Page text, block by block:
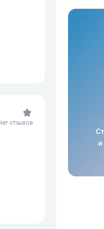
отзывов